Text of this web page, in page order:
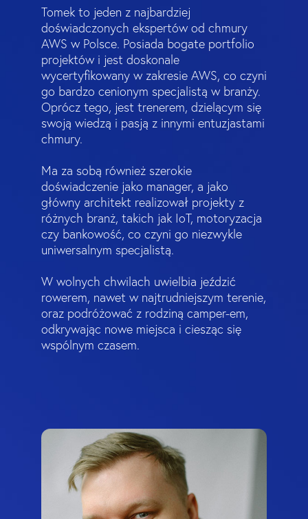
Tomek to jeden z najbardziej
doświadczonych ekspertów od chmury
AWS w Polsce. Posiada bogate portfolio
projektów i jest doskonale
wycertyfikowany w zakresie AWS, co czyni
go bardzo cenionym specjalistą w branży.
Oprócz tego, jest trenerem, dzielącym się
swoją wiedzą i pasją z innymi entuzjastami
chmury.
Ma za sobą również szerokie
doświadczenie jako manager, a jako
główny architekt realizował projekty z
różnych branż, takich jak IoT, motoryzacja
czy bankowość, co czyni go niezwykle
uniwersalnym specjalistą.
W wolnych chwilach uwielbia jeździć
rowerem, nawet w najtrudniejszym terenie,
oraz podróżować z rodziną camper-em,
odkrywając nowe miejsca i ciesząc się
wspólnym czasem.